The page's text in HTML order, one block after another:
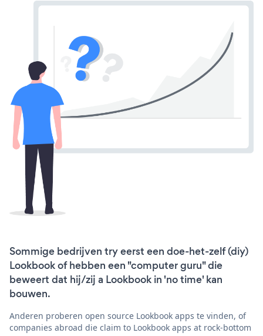
Sommige bedrijven try eerst een doe-het-zelf (diy)
Lookbook of hebben een "computer guru" die
beweert dat hij/zij a Lookbook in 'no time' kan
bouwen.
Anderen proberen open source Lookbook apps te vinden, of
companies abroad die claim to Lookbook apps at rock-bottom